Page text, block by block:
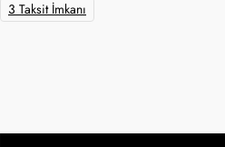
3 Taksit İmkanı